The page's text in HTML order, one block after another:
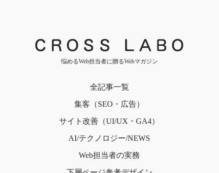
悩めるWeb担当者に贈るWebマガジン
全記事一覧
集客（SEO・広告）
サイト改善（UI/UX・GA4）
AI/テクノロジー/NEWS
Web担当者の実務